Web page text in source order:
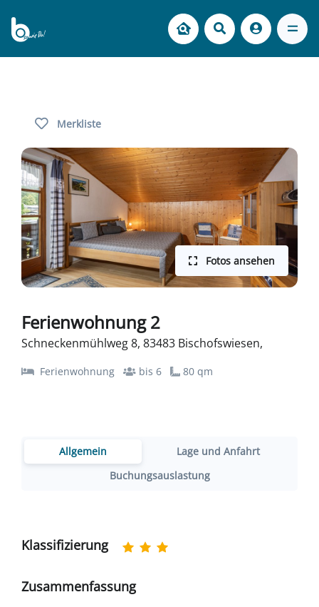
Merkliste
Fotos ansehen
Ferienwohnung 2
Schneckenmühlweg 8, 83483 Bischofswiesen,
Ferienwohnung bis 6 80 qm
Allgemein
Lage und Anfahrt
Buchungsauslastung
Klassifizierung
Zusammenfassung